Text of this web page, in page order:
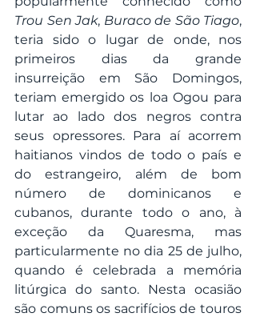
Trou Sen Jak, Buraco de São Tiago,
teria sido o lugar de onde, nos
primeiros dias da grande
insurreição em São Domingos,
teriam emergido os loa Ogou para
lutar ao lado dos negros contra
seus opressores. Para aí acorrem
haitianos vindos de todo o país e
do estrangeiro, além de bom
número de dominicanos e
cubanos, durante todo o ano, à
exceção da Quaresma, mas
particularmente no dia 25 de julho,
quando é celebrada a memória
litúrgica do santo. Nesta ocasião
são comuns os sacrifícios de touros